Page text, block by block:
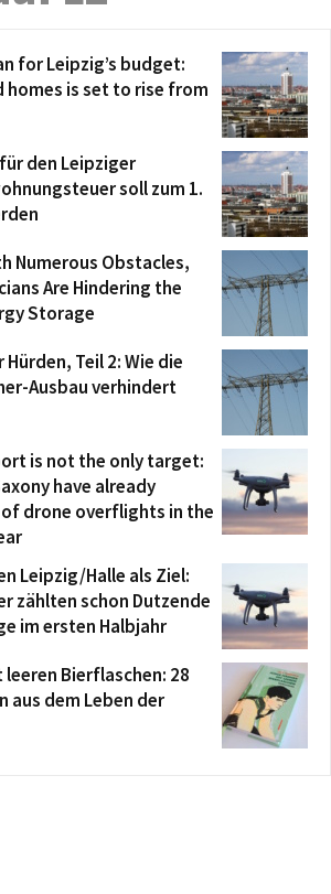
for Leipzig’s budget:
homes is set to rise from
den Leipziger
soll zum 1.
Numerous Obstacles,
Are Hindering the
Storage
Teil 2: Wie die
Ausbau verhindert
is not the only target:
have already
drone overflights in the
Leipzig/Halle als Ziel:
zählten schon Dutzende
im ersten Halbjahr
Bierflaschen: 28
aus dem Leben der